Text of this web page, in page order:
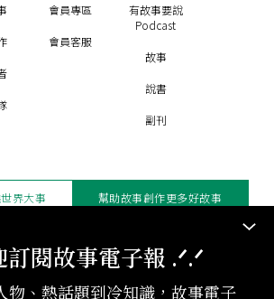
閱故事電子報 .ᐟ‪‪.ᐟ
物、熱話題到冷知識，故事電子
會員專區
會員客服
有故事要說
Podcast
故事
說書
副刊
界大事 幫助故事創作更多好故事